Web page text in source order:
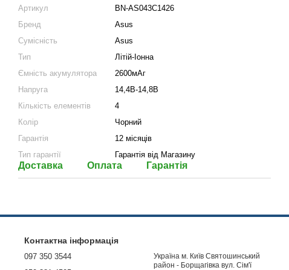
Артикул
BN-AS043C1426
Бренд
Asus
Сумісність
Asus
Тип
Літій-Іонна
Ємність акумулятора
2600мАг
Напруга
14,4В-14,8В
Кількість елементів
4
Колір
Чорний
Гарантія
12 місяців
Тип гарантії
Гарантія від Магазину
Доставка Оплата Гарантія
Контактна інформація
097 350 3544
Україна м. Київ Святошинський
район - Борщагівка вул. Сім'ї